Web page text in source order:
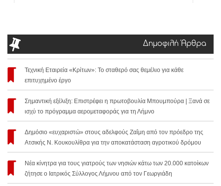
Δημοφιλή Άρθρα
Τεχνική Εταιρεία «Κρίτων»: Το σταθερό σας θεμέλιο για κάθε
επιτυχημένο έργο
Σημαντική εξέλιξη: Επιστρέφει η πρωτοβουλία Μπουμπούρα | Ξανά σε
ισχύ το πρόγραμμα αερομεταφοράς για τη Λήμνο
Δημόσιο «ευχαριστώ» στους αδελφούς Ζαΐμη από τον πρόεδρο της
Ατσικής Ν. Κουκουλίθρα για την αποκατάσταση αγροτικού δρόμου
Νέα κίνητρα για τους γιατρούς των νησιών κάτω των 20.000 κατοίκων
ζήτησε ο Ιατρικός Σύλλογος Λήμνου από τον Γεωργιάδη